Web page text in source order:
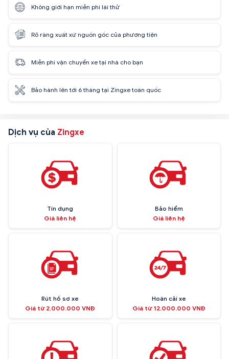
Không giới hạn miễn phí lái thử
Rõ ràng xuất xứ nguồn gốc của phương tiện
Miễn phí vận chuyển xe tại nhà cho bạn
Bảo hành lên tới 6 tháng tại Zingxe toàn quốc
Dịch vụ của Zingxe
Tín dụng
Giá liên hệ
Bảo hiểm
Giá liên hệ
Rút hồ sơ xe
Giá từ 2.000.000 VNĐ
Hoán cải xe
Giá từ 12.000.000 VNĐ